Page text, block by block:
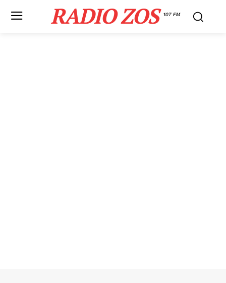
RADIO ZOS 107 FM